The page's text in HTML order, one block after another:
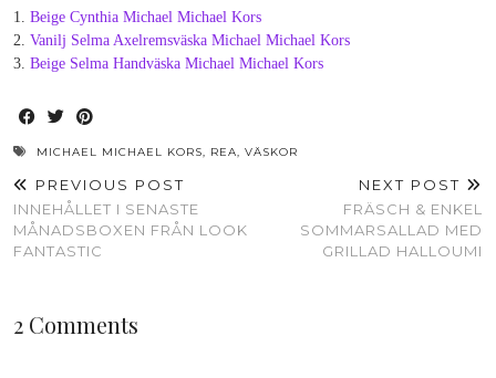
1. Beige Cynthia Michael Michael Kors
2. Vanilj Selma Axelremsväska Michael Michael Kors
3. Beige Selma Handväska Michael Michael Kors
MICHAEL MICHAEL KORS, REA, VÄSKOR
PREVIOUS POST
INNEHÅLLET I SENASTE
MÅNADSBOXEN FRÅN LOOK
FANTASTIC
NEXT POST
FRÄSCH & ENKEL
SOMMARSALLAD MED
GRILLAD HALLOUMI
2 Comments